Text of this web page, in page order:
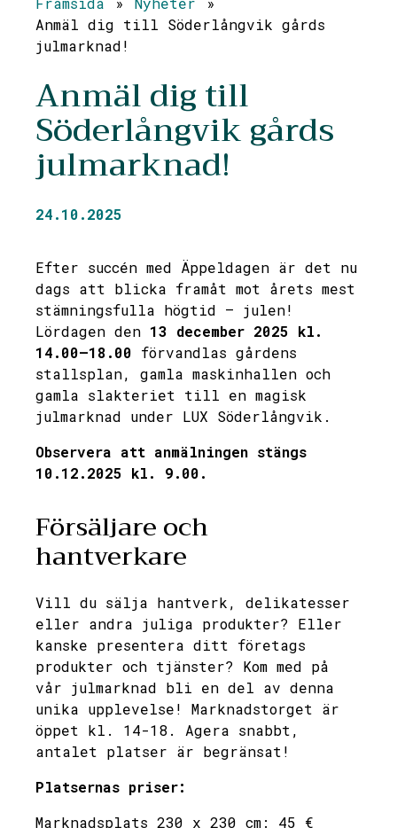
Anmäl dig till Söderlångvik gårds
julmarknad!
Anmäl dig till
Söderlångvik gårds
julmarknad!
24.10.2025
Efter succén med Äppeldagen är det nu
dags att blicka framåt mot årets mest
stämningsfulla högtid – julen!
Lördagen den 13 december 2025 kl.
14.00–18.00 förvandlas gårdens
stallsplan, gamla maskinhallen och
gamla slakteriet till en magisk
julmarknad under LUX Söderlångvik.
Observera att anmälningen stängs
10.12.2025 kl. 9.00.
Försäljare och
hantverkare
Vill du sälja hantverk, delikatesser
eller andra juliga produkter? Eller
kanske presentera ditt företags
produkter och tjänster? Kom med på
vår julmarknad bli en del av denna
unika upplevelse! Marknadstorget är
öppet kl. 14-18. Agera snabbt,
antalet platser är begränsat!
Platsernas priser:
Marknadsplats 230 x 230 cm: 45 €